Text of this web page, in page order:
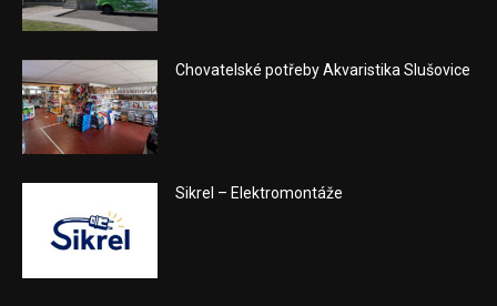
Chovatelské potřeby Akvaristika Slušovice
Sikrel – Elektromontáže